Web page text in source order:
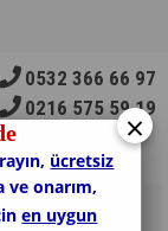
0532 366 66 97
0216 575 59 19
×
ücretsiz
ve onarım,
en uygun